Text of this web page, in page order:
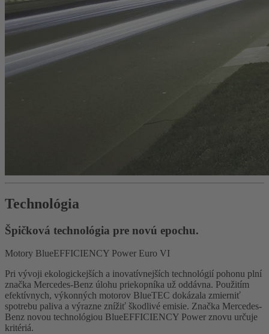
Technológia
Špičková technológia pre novú epochu.
Motory BlueEFFICIENCY Power Euro VI
Pri vývoji ekologickejších a inovatívnejších technológií pohonu plní
značka Mercedes-Benz úlohu priekopníka už oddávna. Použitím
efektívnych, výkonných motorov BlueTEC dokázala zmierniť
spotrebu paliva a výrazne znížiť škodlivé emisie. Značka Mercedes-
Benz novou technológiou BlueEFFICIENCY Power znovu určuje
kritériá.